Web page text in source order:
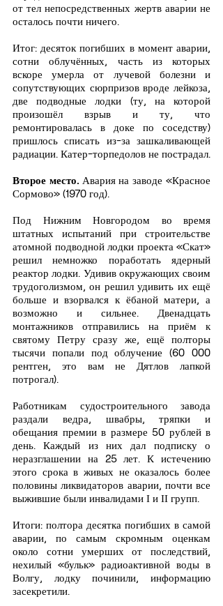
от тел непосредственных жертв аварии не
осталось почти ничего.
Итог: десяток погибших в момент аварии,
сотни облучённых, часть из которых
вскоре умерла от лучевой болезни и
сопутствующих сюрпризов вроде лейкоза,
две подводные лодки (ту, на которой
произошёл взрыв и ту, что
ремонтировалась в доке по соседству)
пришлось списать из-за зашкаливающей
радиации. Катер-торпедолов не пострадал.
Второе место. Авария на заводе «Красное
Сормово» (1970 год).
Под Нижним Новгородом во время
штатных испытаний при строительстве
атомной подводной лодки проекта «Скат»
решил немножко поработать ядерный
реактор лодки. Удивив окружающих своим
трудоголизмом, он решил удивить их ещё
больше и взорвался к ёбаной матери, а
возможно и сильнее. Двенадцать
монтажников отправились на приём к
святому Петру сразу же, ещё полторы
тысячи попали под облучение (60 000
рентген, это вам не Дятлов лапкой
потрогал).
Работникам судостроительного завода
раздали ведра, швабры, тряпки и
обещания премии в размере 50 рублей в
день. Каждый из них дал подписку о
неразглашении на 25 лет. К истечению
этого срока в живых не оказалось более
половины ликвидаторов аварии, почти все
выжившие были инвалидами І и ІІ групп.
Итоги: полтора десятка погибших в самой
аварии, по самым скромным оценкам
около сотни умерших от последствий,
нехилый «бульк» радиоактивной воды в
Волгу, лодку починили, информацию
засекретили.